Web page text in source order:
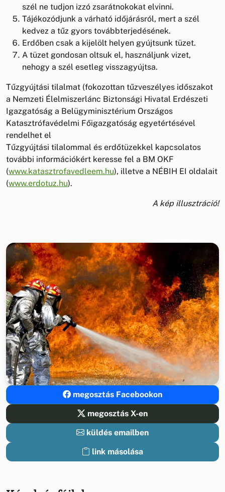
szél ne tudjon izzó zsarátnokokat elvinni.
Tájékozódjunk a várható időjárásról, mert a szél
kedvez a tűz gyors továbbterjedésének.
Erdőben csak a kijelölt helyen gyújtsunk tüzet.
A tüzet gondosan oltsuk el, használjunk vizet,
nehogy a szél esetleg visszagyújtsa.
Tűzgyújtási tilalmat (fokozottan tűzveszélyes időszakot
a Nemzeti Élelmiszerlánc Biztonsági Hivatal Erdészeti
Igazgatóság a Belügyminisztérium Országos
Katasztrófavédelmi Főigazgatóság egyetértésével
rendelhet el
Tűzgyújtási tilalommal és erdőtüzekkel kapcsolatos
további információkért keresse fel a BM OKF
(www.katasztrofavedleem.hu), illetve a NÉBIH EI oldalait
(www.erdotuz.hu).
A kép illusztráció!
megosztás Facebookon
megosztás X-en
küldés emailben
link másolása